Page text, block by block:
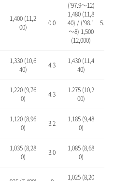
1,400 (11,2
00)
0.0
(’97.9～12)
1,480 (11,8
40) / (’98.1
～8) 1,500
(12,000)
5.7 /
1,330 (10,6
40)
4.3
1,430 (11,4
40)
1,220 (9,76
0)
4.3
1.275 (10,2
00)
1,120 (8,96
0)
3.2
1,185 (9,48
0)
1,035 (8,28
0)
3.0
1,085 (8,68
0)
1,025 (8,20